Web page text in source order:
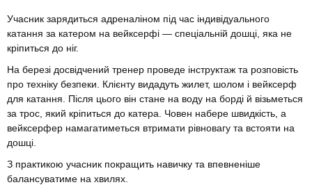
Учасник зарядиться адреналіном під час індивідуального
катання за катером на вейксерфі — спеціальній дошці, яка не
кріпиться до ніг.
На березі досвідчений тренер проведе інструктаж та розповість
про техніку безпеки. Клієнту видадуть жилет, шолом і вейксерф
для катання. Після цього він стане на воду на борді й візьметься
за трос, який кріпиться до катера. Човен набере швидкість, а
вейксерфер намагатиметься втримати рівновагу та встояти на
дошці.
З практикою учасник покращить навичку та впевненіше
балансуватиме на хвилях.